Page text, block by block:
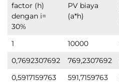
factor (h)
dengan i=
30%
PV biaya
(a*h)
1 10000
0,7692307692 769,2307692
0,5917159763 591,7159763